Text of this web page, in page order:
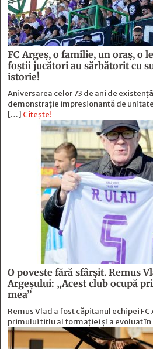
FC Argeş, o familie, un oraș, o
foştii jucători au sărbătorit cu
istorie!
Aniversarea celor 73 de ani de
demonstrație impresionantă de
[…] Citește!
O poveste fără sfârşit. Remus
Argeşului: „Acest club ocupă
mea”
Remus Vlad a fost căpitanul echipei
primului titlu al formației și a evoluat